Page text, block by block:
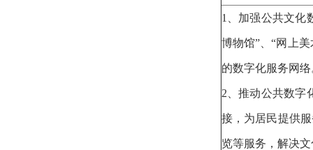
1、加强公共文化
博物馆”、“网上
的数字化服务网
2、推动公共数字
接，为居民提供
览等服务，解决